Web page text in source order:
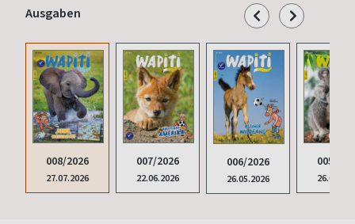
Ausgaben
008/2026
27.07.2026
007/2026
22.06.2026
006/2026
26.05.2026
005/